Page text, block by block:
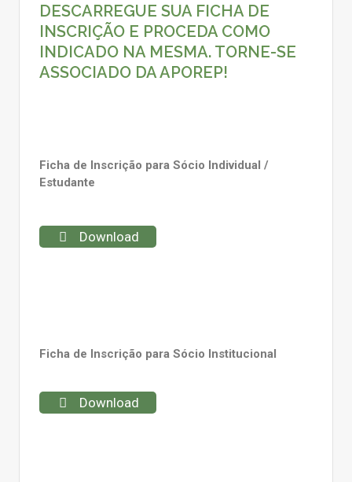
DESCARREGUE SUA FICHA DE
INSCRIÇÃO E PROCEDA COMO
INDICADO NA MESMA. TORNE-SE
ASSOCIADO DA APOREP!
Ficha de Inscrição para Sócio Individual /
Estudante
Download
Ficha de Inscrição para Sócio Institucional
Download